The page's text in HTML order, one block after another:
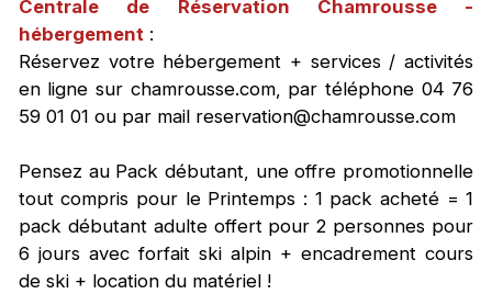
Centrale de Réservation Chamrousse -
hébergement:
Réservez votre hébergement + services / activités
en ligne sur chamrousse.com, par téléphone 04 76
59 01 01 ou par mail reservation@chamrousse.com
Pensez au Pack débutant, une offre promotionnelle
tout compris pour le Printemps : 1 pack acheté = 1
pack débutant adulte offert pour 2 personnes pour
6 jours avec forfait ski alpin + encadrement cours
de ski + location du matériel !